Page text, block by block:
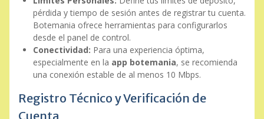
pérdida y tiempo de sesión antes de registrar tu cuenta.
Botemania ofrece herramientas para configurarlos
desde el panel de control.
Conectividad: Para una experiencia óptima,
especialmente en la app botemania, se recomienda
una conexión estable de al menos 10 Mbps.
Registro Técnico y Verificación de
Cuenta